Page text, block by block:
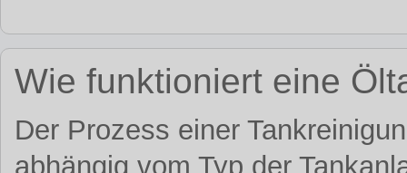
Wie funktioniert eine
Der Prozess einer
abhängig vom Typ der